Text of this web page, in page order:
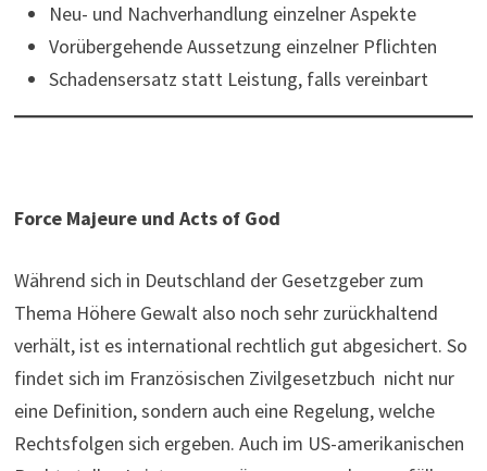
Neu- und Nachverhandlung einzelner Aspekte
Vorübergehende Aus­set­zung ein­zelner Pflichten
Schadensersatz statt Leistung, falls vereinbart
Force Majeure und Acts of God
Während sich in Deutschland der Gesetzgeber zum
Thema Höhere Gewalt also noch sehr zurückhaltend
verhält, ist es international rechtlich gut abgesichert. So
findet sich im Fran­zö­si­schen Zivil­ge­setz­buch nicht nur
eine Definition, sondern auch eine Regelung, welche
Rechtsfolgen sich ergeben. Auch im US-ame­ri­ka­ni­schen